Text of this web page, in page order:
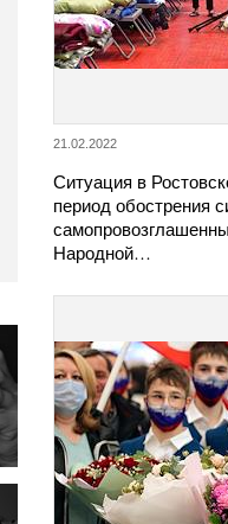
21.02.2022
Ситуация в
период обострения
Народной…